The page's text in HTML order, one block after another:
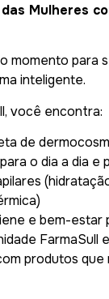
Mulheres
momento para
inteligente.
você encontra:
de
o dia a dia e
e bem-estar
FarmaSull
produtos